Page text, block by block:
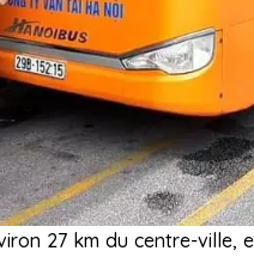
27 km du centre-ville,